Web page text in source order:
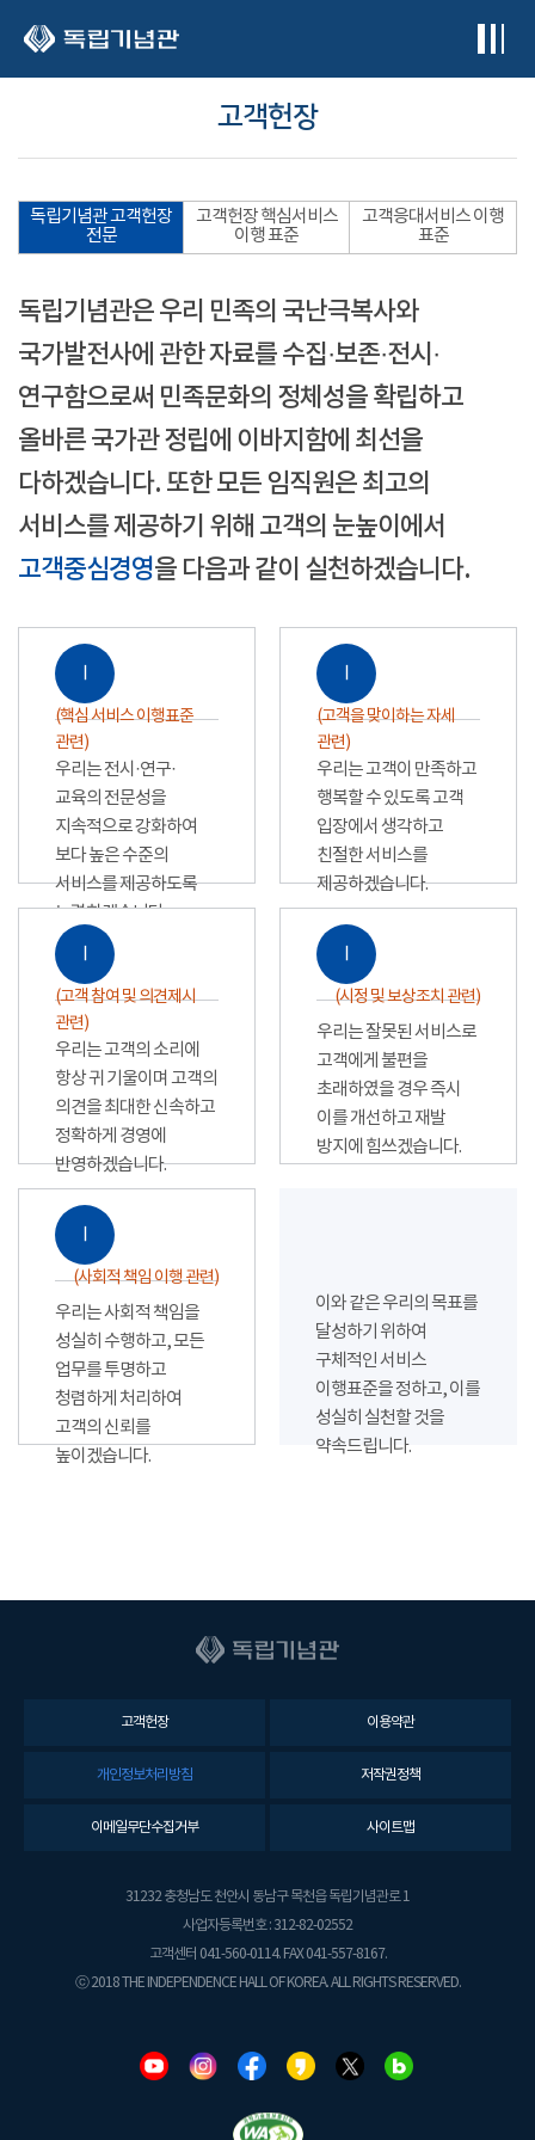
고객헌장
독립기념관 고객헌장
전문
고객헌장 핵심서비스
이행 표준
고객응대서비스 이행
표준
독립기념관은 우리 민족의 국난극복사와
국가발전사에 관한 자료를 수집·보존·전시·
연구함으로써 민족문화의 정체성을 확립하고
올바른 국가관 정립에 이바지함에 최선을
다하겠습니다. 또한 모든 임직원은 최고의
서비스를 제공하기 위해 고객의 눈높이에서
고객중심경영을 다음과 같이 실천하겠습니다.
Ⅰ
(핵심 서비스 이행표준
관련)
우리는 전시·연구·
교육의 전문성을
지속적으로 강화하여
보다 높은 수준의
서비스를 제공하도록
노력하겠습니다.
Ⅰ
(고객을 맞이하는 자세
관련)
우리는 고객이 만족하고
행복할 수 있도록 고객
입장에서 생각하고
친절한 서비스를
제공하겠습니다.
Ⅰ
(고객 참여 및 의견제시
관련)
우리는 고객의 소리에
항상 귀 기울이며 고객의
의견을 최대한 신속하고
정확하게 경영에
반영하겠습니다.
Ⅰ
(시정 및 보상조치 관련)
우리는 잘못된 서비스로
고객에게 불편을
초래하였을 경우 즉시
이를 개선하고 재발
방지에 힘쓰겠습니다.
Ⅰ
(사회적 책임 이행 관련)
우리는 사회적 책임을
성실히 수행하고, 모든
업무를 투명하고
청렴하게 처리하여
고객의 신뢰를
높이겠습니다.
이와 같은 우리의 목표를
달성하기 위하여
구체적인 서비스
이행표준을 정하고, 이를
성실히 실천할 것을
약속드립니다.
고객헌장 이용약관
개인정보처리방침 저작권정책
이메일무단수집거부 사이트맵
31232 충청남도 천안시 동남구 목천읍 독립기념관로 1
사업자등록번호 : 312-82-02552
고객센터 041-560-0114. FAX 041-557-8167.
ⓒ 2018 THE INDEPENDENCE HALL OF KOREA. ALL RIGHTS RESERVED.